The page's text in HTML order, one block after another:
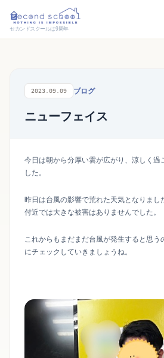
セカンドスクールは9周年
2023.09.09 ブログ
ニューフェイス
今日は朝から分厚い雲が広がり、涼しく過
した。
昨日は台風の影響で荒れた天気となりまし
付近では大きな被害はありませんでした。
これからもまだまだ台風が発生すると思う
にチェックしていきましょうね。